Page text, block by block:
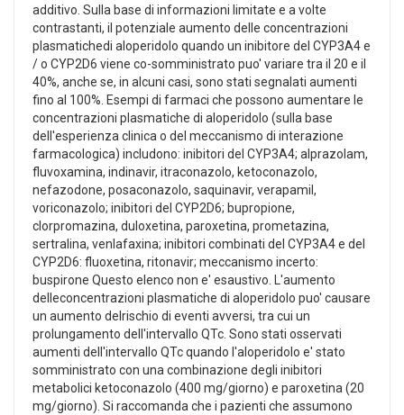
additivo. Sulla base di informazioni limitate e a volte
contrastanti, il potenziale aumento delle concentrazioni
plasmatichedi aloperidolo quando un inibitore del CYP3A4 e
/ o CYP2D6 viene co-somministrato puo' variare tra il 20 e il
40%, anche se, in alcuni casi, sono stati segnalati aumenti
fino al 100%. Esempi di farmaci che possono aumentare le
concentrazioni plasmatiche di aloperidolo (sulla base
dell'esperienza clinica o del meccanismo di interazione
farmacologica) includono: inibitori del CYP3A4; alprazolam,
fluvoxamina, indinavir, itraconazolo, ketoconazolo,
nefazodone, posaconazolo, saquinavir, verapamil,
voriconazolo; inibitori del CYP2D6; bupropione,
clorpromazina, duloxetina, paroxetina, prometazina,
sertralina, venlafaxina; inibitori combinati del CYP3A4 e del
CYP2D6: fluoxetina, ritonavir; meccanismo incerto:
buspirone Questo elenco non e' esaustivo. L'aumento
delleconcentrazioni plasmatiche di aloperidolo puo' causare
un aumento delrischio di eventi avversi, tra cui un
prolungamento dell'intervallo QTc. Sono stati osservati
aumenti dell'intervallo QTc quando l'aloperidolo e' stato
somministrato con una combinazione degli inibitori
metabolici ketoconazolo (400 mg/giorno) e paroxetina (20
mg/giorno). Si raccomanda che i pazienti che assumono